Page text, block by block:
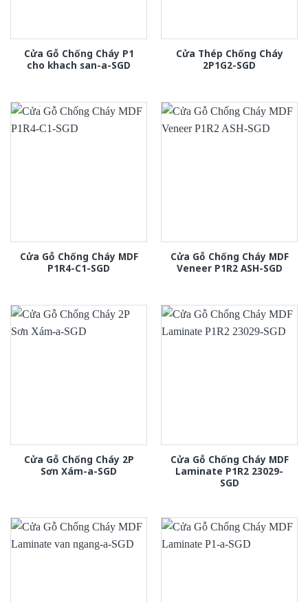
Cửa Gỗ Chống Cháy P1
cho khach san-a-SGD
Cửa Thép Chống Cháy
2P1G2-SGD
Cửa Gỗ Chống Cháy MDF
P1R4-C1-SGD
Cửa Gỗ Chống Cháy MDF
Veneer P1R2 ASH-SGD
Cửa Gỗ Chống Cháy 2P
Sơn Xám-a-SGD
Cửa Gỗ Chống Cháy MDF
Laminate P1R2 23029-
SGD